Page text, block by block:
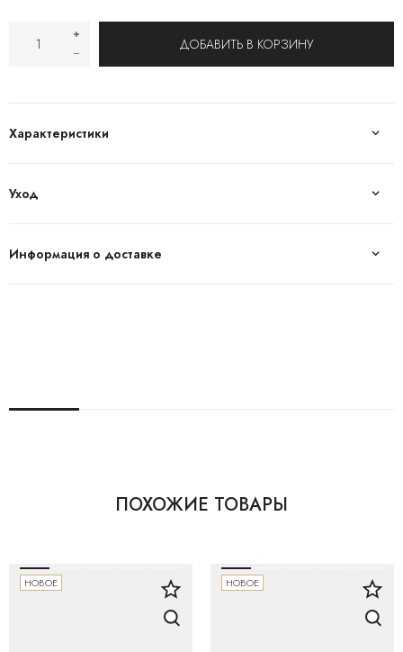
ДОБАВИТЬ В КОРЗИНУ
Характеристики
Уход
Информация о доставке
ПОХОЖИЕ ТОВАРЫ
НОВОЕ НОВОЕ